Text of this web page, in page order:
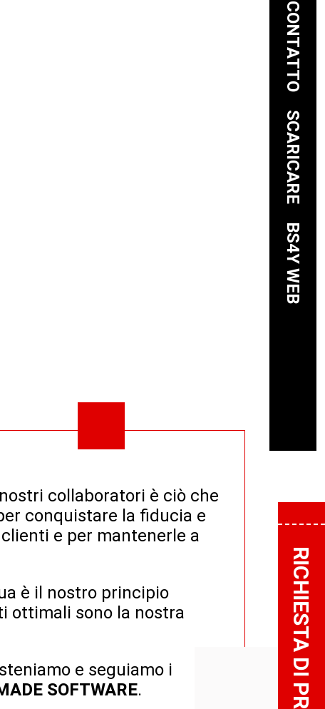
collaboratori è ciò che
conquistare la fiducia e
e per mantenerle a
è il nostro principio
ottimali sono la nostra
e seguiamo i
SOFTWARE.
CONTATTO
SCARICARE
BS4Y WEB